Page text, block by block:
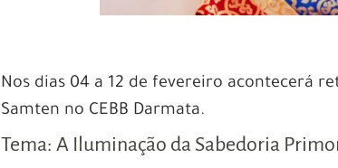
Nos dias 04 a 12 de fevereiro acontecerá
Samten no CEBB Darmata.
Tema: A Iluminação da Sabedoria